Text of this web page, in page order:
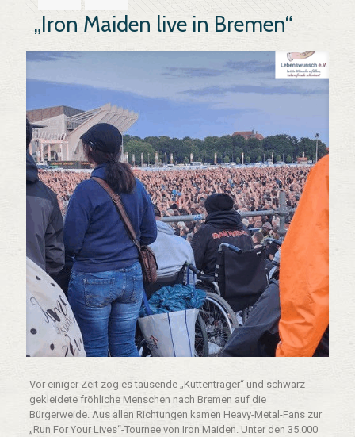
„Iron Maiden live in Bremen“
Vor einiger Zeit zog es tausende „Kuttenträger“ und schwarz
gekleidete fröhliche Menschen nach Bremen auf die
Bürgerweide. Aus allen Richtungen kamen Heavy-Metal-Fans zur
„Run For Your Lives“-Tournee von Iron Maiden. Unter den 35.000